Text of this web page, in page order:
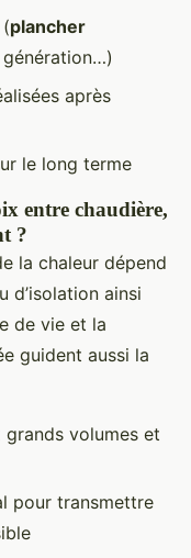
plancher
après
le long terme
entre chaudière,
?
la chaleur dépend
d’isolation ainsi
de vie et la
guident aussi la
grands volumes et
pour transmettre